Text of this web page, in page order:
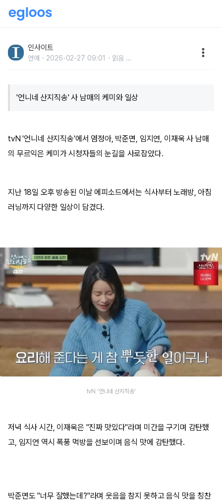
“눈뜨자마자 공복 달리기”
인사이트
연예 2026-02-27 09:01 읽음 ...
'언니네 산지직송' 사 남매의 케미와 일상
tvN '언니네 산지직송'에서 염정아, 박준면, 임지연, 이재욱 사 남매
의 무르익은 케미가 시청자들의 눈길을 사로잡았다.
지난 18일 오후 방송된 이날 에피소드에서는 식사부터 노래방, 아침
러닝까지 다양한 일상이 담겼다.
tvN '언니네 산지직송'
저녁 식사 시간, 이재욱은 "진짜 맛있다"라며 미간을 구기며 감탄했
고, 임지연 역시 폭풍 먹방을 선보이며 음식 맛에 감탄했다.
박준면도 "너무 잘했는데?"라며 웃음을 참지 못하고 음식 맛을 칭찬